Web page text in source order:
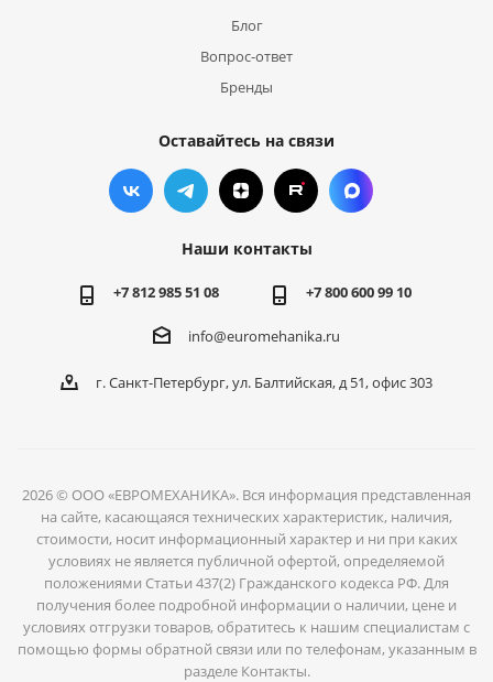
Блог
Вопрос-ответ
Бренды
Оставайтесь на связи
Наши контакты
+7 812 985 51 08 +7 800 600 99 10
info@euromehanika.ru
г. Санкт-Петербург, ул. Балтийская, д 51, офис 303
2026 © ООО «ЕВРОМЕХАНИКА». Вся информация представленная
на сайте, касающаяся технических характеристик, наличия,
стоимости, носит информационный характер и ни при каких
условиях не является публичной офертой, определяемой
положениями Статьи 437(2) Гражданского кодекса РФ. Для
получения более подробной информации о наличии, цене и
условиях отгрузки товаров, обратитесь к нашим специалистам с
помощью формы обратной связи или по телефонам, указанным в
разделе Контакты.